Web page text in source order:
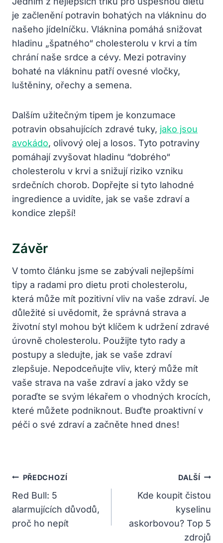
je začlenění potravin ⁢bohatých na vlákninu do
‌našeho jídelníčku. Vláknina pomáhá snižovat⁤
hladinu „špatného“ cholesterolu v krvi⁢ a⁢ tím
chrání naše srdce‌ a cévy. Mezi potraviny
bohaté na vlákninu ‌patří ovesné vločky,
‍luštěniny,⁣ ořechy a semena.
Dalším ‌užitečným ⁣tipem ⁤je konzumace
potravin obsahujících ⁤zdravé tuky, ‌ jako jsou
avokádo, olivový olej ⁣a losos.​ Tyto potraviny
pomáhají zvyšovat hladinu ⁤“dobrého“
cholesterolu⁣ v krvi a ⁤snižují riziko ⁣vzniku
srdečních ‍chorob. Dopřejte si tyto​ lahodné
ingredience a uvidíte,​ jak ⁣se ‍vaše zdraví ⁣a
‌kondice zlepší!
Závěr
V‍ tomto ‌článku jsme se⁤ zabývali nejlepšími
tipy a radami pro dietu proti cholesterolu,
která může mít pozitivní vliv‍ na vaše zdraví. ⁣Je
důležité si​ uvědomit, že správná strava a
⁣životní styl mohou být klíčem k udržení zdravé
úrovně ⁢cholesterolu. Použijte tyto rady a⁢
postupy a sledujte, jak se​ vaše zdraví
zlepšuje. Nepodceňujte vliv, který může ‌mít
vaše strava na vaše zdraví a jako vždy ⁣se
poraďte se ⁣svým ‌lékařem ‌o vhodných krocích,
které⁣ můžete podniknout. Buďte proaktivní v
⁢péči‍ o ​své ‌zdraví a začněte hned dnes!
Navigace
Pro
Příspěvek
PŘEDCHOZÍ
Red Bull: 5
alarmujících důvodů,
proč ho nepít
DALŠÍ
Kde koupit čistou
kyselinu
askorbovou? Top 5
zdrojů